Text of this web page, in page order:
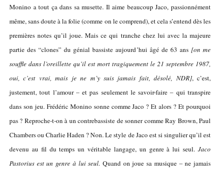
Monino a tout ça dans sa musette. Il aime beaucoup Jaco, passionnément
même, sans doute à la folie (comme on le comprend), et cela s’entend dès les
premières notes qu’il joue. Mais ce qui tranche chez lui avec la majeure
partie des “clones” du génial bassiste aujourd’hui âgé de 63 ans [on me
souffle dans l’oreillette qu’il est mort tragiquement le 21 septembre 1987,
oui, c’est vrai, mais je ne m’y suis jamais fait, désolé, NDR], c’est,
justement, tout l’amour – et pas seulement le savoir-faire – qui transpire
dans son jeu. Frédéric Monino sonne comme Jaco ? Et alors ? Et pourquoi
pas ? Reproche-t-on à un contrebassiste de sonner comme Ray Brown, Paul
Chambers ou Charlie Haden ? Non. Le style de Jaco est si singulier qu’il est
devenu au fil du temps un véritable langage, un genre à lui seul. Jaco
Pastorius est un genre à lui seul. Quand on joue sa musique – ne jamais